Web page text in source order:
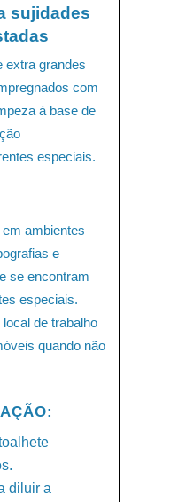
sujidades
extra grandes
com
à base de
especiais.
ambientes
e
se encontram
especiais.
de trabalho
quando não
diluir a